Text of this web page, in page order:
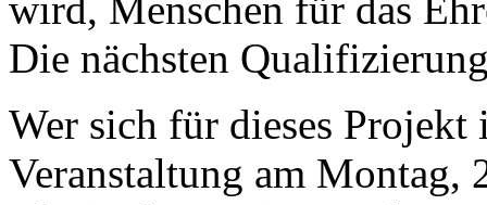
Die nächsten
Wer sich für dieses
Veranstaltung am Montag,